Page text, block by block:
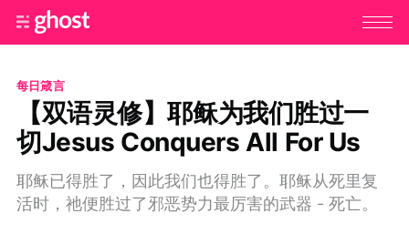
每日箴言
【双语灵修】耶稣为我们胜过一
切Jesus Conquers All For Us
耶稣已得胜了，因此我们也得胜了。耶稣从死里复
活时，祂便胜过了邪恶势力最厉害的武器 - 死亡。